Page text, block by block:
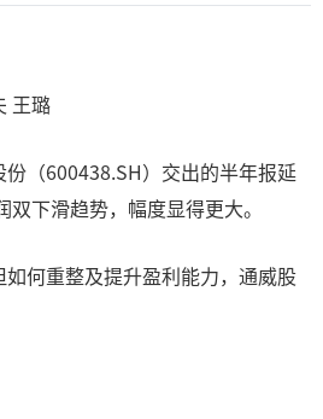
王璐
（600438.SH）交出的半年报延
下滑趋势，幅度显得更大。
何重整及提升盈利能力，通威股